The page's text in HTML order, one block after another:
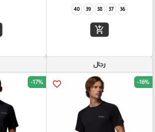
36
37
38
39
40
add_shopping_cart
رجال
favorite_border -16%
-17%